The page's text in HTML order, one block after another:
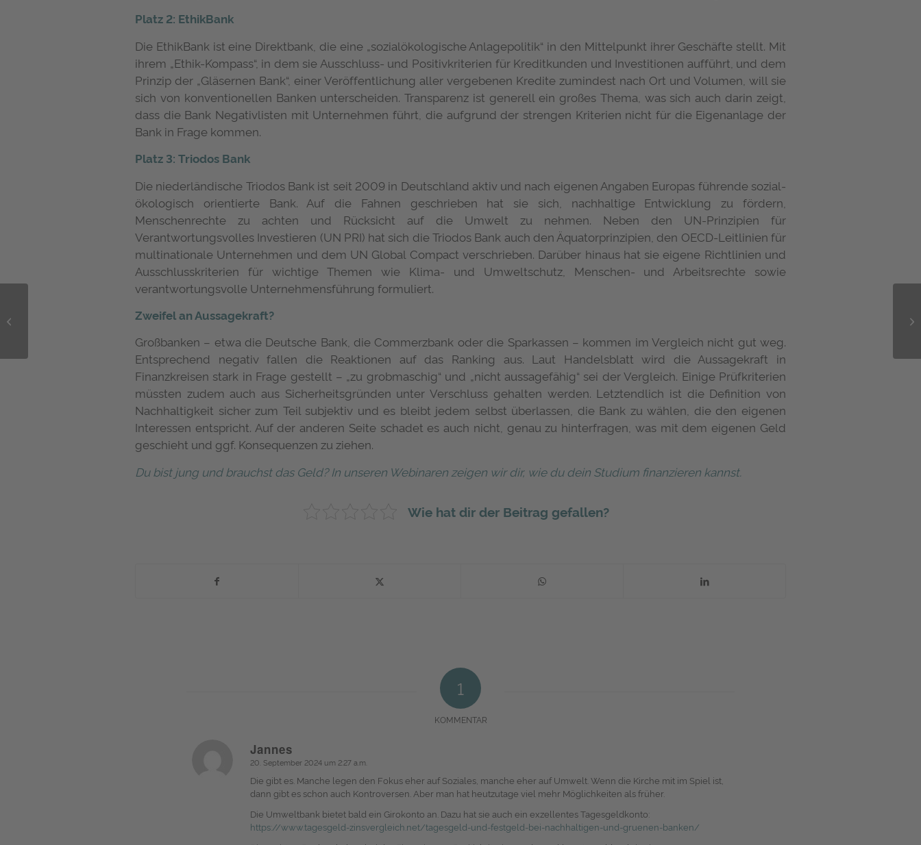
Platz 2: EthikBank
Die EthikBank ist eine Direktbank, die eine „sozialökologische Anlagepolitik“ in den Mittelpunkt ihrer Geschäfte stellt. Mit
ihrem „Ethik-Kompass“, in dem sie Ausschluss- und Positivkriterien für Kreditkunden und Investitionen aufführt, und dem
Prinzip der „Gläsernen Bank“, einer Veröffentlichung aller vergebenen Kredite zumindest nach Ort und Volumen, will sie
sich von konventionellen Banken unterscheiden. Transparenz ist generell ein großes Thema, was sich auch darin zeigt,
dass die Bank Negativlisten mit Unternehmen führt, die aufgrund der strengen Kriterien nicht für die Eigenanlage der
Bank in Frage kommen.
Platz 3: Triodos Bank
Die niederländische Triodos Bank ist seit 2009 in Deutschland aktiv und nach eigenen Angaben Europas führende sozial-
ökologisch orientierte Bank. Auf die Fahnen geschrieben hat sie sich, nachhaltige Entwicklung zu fördern,
Menschenrechte zu achten und Rücksicht auf die Umwelt zu nehmen. Neben den UN-Prinzipien für
Verantwortungsvolles Investieren (UN PRI) hat sich die Triodos Bank auch den Äquatorprinzipien, den OECD-Leitlinien für
multinationale Unternehmen und dem UN Global Compact verschrieben. Darüber hinaus hat sie eigene Richtlinien und
Ausschlusskriterien für wichtige Themen wie Klima- und Umweltschutz, Menschen- und Arbeitsrechte sowie
verantwortungsvolle Unternehmensführung formuliert.
Zweifel an Aussagekraft?
Großbanken – etwa die Deutsche Bank, die Commerzbank oder die Sparkassen – kommen im Vergleich nicht gut weg.
Entsprechend negativ fallen die Reaktionen auf das Ranking aus. Laut Handelsblatt wird die Aussagekraft in
Finanzkreisen stark in Frage gestellt – „zu grobmaschig“ und „nicht aussagefähig“ sei der Vergleich. Einige Prüfkriterien
müssten zudem auch aus Sicherheitsgründen unter Verschluss gehalten werden. Letztendlich ist die Definition von
Nachhaltigkeit sicher zum Teil subjektiv und es bleibt jedem selbst überlassen, die Bank zu wählen, die den eigenen
Interessen entspricht. Auf der anderen Seite schadet es auch nicht, genau zu hinterfragen, was mit dem eigenen Geld
geschieht und ggf. Konsequenzen zu ziehen.
Du bist jung und brauchst das Geld? In unseren Webinaren zeigen wir dir, wie du dein Studium finanzieren kannst.
Wie hat dir der Beitrag gefallen?
1
KOMMENTAR
Jannes
sagte:
20. September 2024 um 2:27 a.m.
Die gibt es. Manche legen den Fokus eher auf Soziales, manche eher auf Umwelt. Wenn die Kirche mit im Spiel ist,
dann gibt es schon auch Kontroversen. Aber man hat heutzutage viel mehr Möglichkeiten als früher.
Die Umweltbank bietet bald ein Girokonto an. Dazu hat sie auch ein exzellentes Tagesgeldkonto:
https://www.tagesgeld-zinsvergleich.net/tagesgeld-und-festgeld-bei-nachhaltigen-und-gruenen-banken/